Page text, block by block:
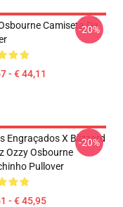
Camiseta De
- € 44,11
-20%
Engraçados X Blizzard
Ozzy Osbourne
Pullover
- € 45,95
-20%